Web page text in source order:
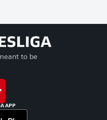
to be
APP